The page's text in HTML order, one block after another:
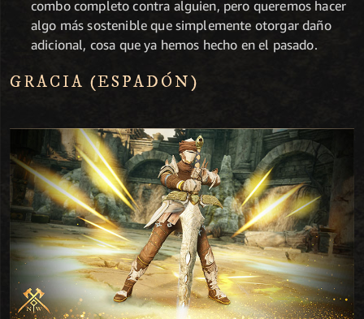
combo completo contra alguien, pero queremos hacer
algo más sostenible que simplemente otorgar daño
adicional, cosa que ya hemos hecho en el pasado.
GRACIA (ESPADÓN)